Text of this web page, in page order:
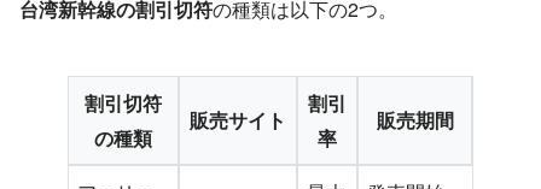
台湾新幹線の割引切符の種類は以下の2つ。
割引切符
の種類
販売サイト
割引
率
販売期間